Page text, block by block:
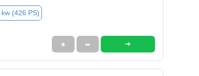
(426 PS)
★ ➦ ➜